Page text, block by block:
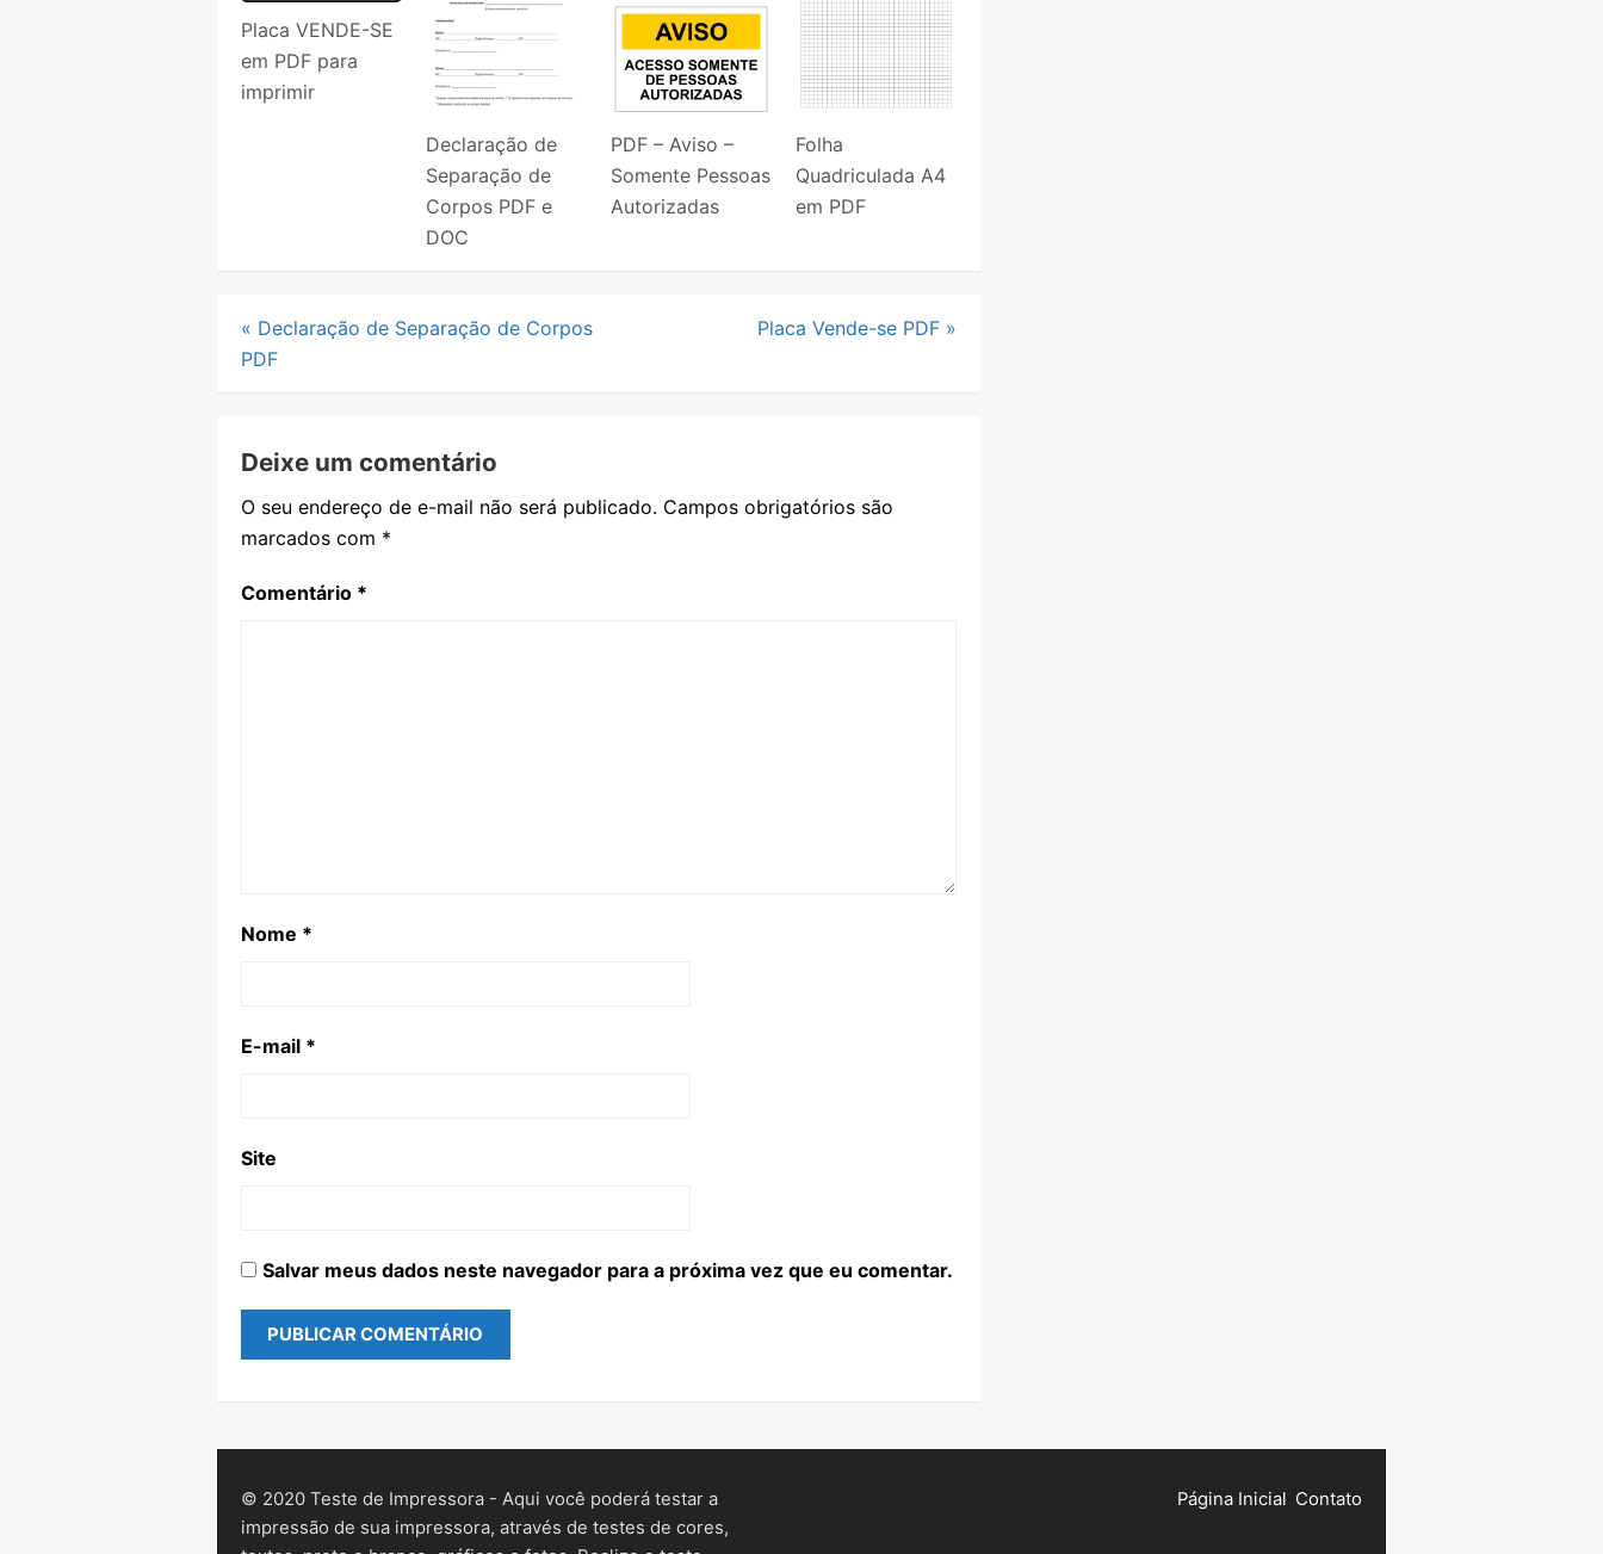
Placa VENDE-SE
em PDF para
imprimir
Declaração de
Separação de
Corpos PDF e
DOC
PDF – Aviso –
Somente Pessoas
Autorizadas
Folha
Quadriculada A4
em PDF
Navegação
de
« Declaração de Separação de Corpos
PDF
Placa Vende-se PDF »
Deixe um comentário
O seu endereço de e-mail não será publicado. Campos obrigatórios são
marcados com *
Comentário *
Nome *
E-mail *
Site
Salvar meus dados neste navegador para a próxima vez que eu comentar.
© 2020 Teste de Impressora - Aqui você poderá testar a
impressão de sua impressora, através de testes de cores,
Página Inicial Contato